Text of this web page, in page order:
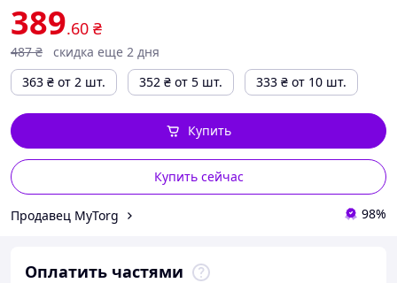
389.60 ₴
487 ₴
скидка еще 2 дня
363 ₴ от 2 шт. 352 ₴ от 5 шт. 333 ₴ от 10 шт.
Купить сейчас
Купить
Продавец MyTorg 98%
Оплатить частями